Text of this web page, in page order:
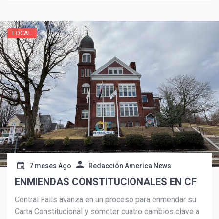
Suscribír
LOCAL
7 meses Ago Redacción America News
ENMIENDAS CONSTITUCIONALES EN CF
Central Falls avanza en un proceso para enmendar su
Carta Constitucional y someter cuatro cambios clave a